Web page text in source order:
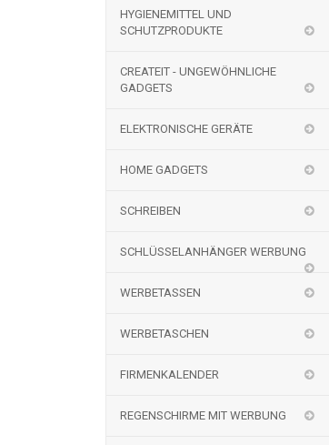
HYGIENEMITTEL UND
SCHUTZPRODUKTE
CREATEIT - UNGEWÖHNLICHE
GADGETS
ELEKTRONISCHE GERÄTE
HOME GADGETS
SCHREIBEN
SCHLÜSSELANHÄNGER WERBUNG
WERBETASSEN
WERBETASCHEN
FIRMENKALENDER
REGENSCHIRME MIT WERBUNG